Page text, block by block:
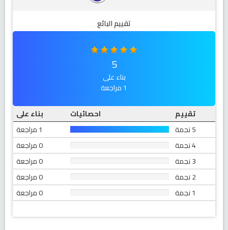
تقييم البائع
5
بناء على
1 مراجعة
تقييم
احصائيات
بناء على
5 نجمة
1 مراجعة
4 نجمة
0 مراجعة
3 نجمة
0 مراجعة
2 نجمة
0 مراجعة
1 نجمة
0 مراجعة